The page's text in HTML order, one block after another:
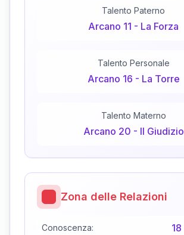
Talento Paterno
Arcano 11 - La Forza
Talento Personale
Arcano 16 - La Torre
Talento Materno
Arcano 20 - Il Giudizio
Zona delle Relazioni
Conoscenza: 18